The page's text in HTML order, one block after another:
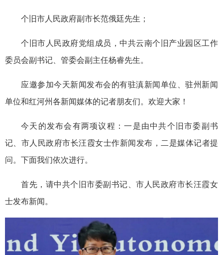
个旧市人民政府副市长范俄廷先生；
个旧市人民政府党组成员，中共云南个旧产业园区工作
委员会副书记、管委会副主任杨睿先生。
应邀参加今天新闻发布会的有驻滇新闻单位、驻州新闻
单位和红河州各新闻媒体的记者朋友们。欢迎大家！
今天的发布会有两项议程：一是由中共个旧市委副书
记、市人民政府市长汪霞女士作新闻发布，二是媒体记者提
问。下面我们依次进行。
首先，请中共个旧市委副书记、市人民政府市长汪霞女
士发布新闻。